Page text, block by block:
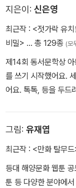
지은이: 신은영
최근작 : <젓가락 유
비밀> … 총 129종 (모
제14회 동서문학상
를 쓰기 시작했어요.
어요. 톡톡, 등을 두드
갔습니다》 《악플 숲
토랑》 《거꾸로 편의점
그림: 유재엽
최근작 : <만화 탈무
등대 해양문화 웹툰
툰 등 다양한 분야에